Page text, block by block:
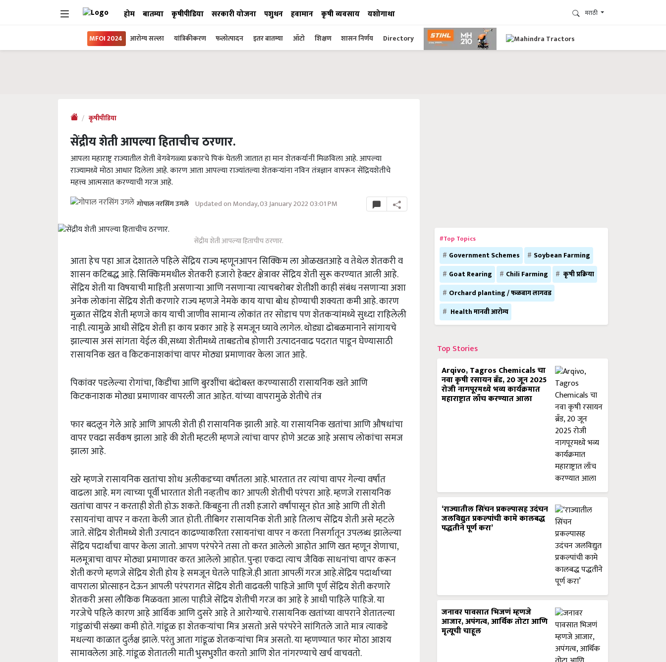
होम बातम्या कृषीपीडिया सरकारी योजना पशुधन हवामान कृषी व्यवसाय यशोगाथा मराठी
MFOI 2024 आरोग्य सल्ला यांत्रिकीकरण फलोत्पादन इतर बातम्या ऑटो शिक्षण शासन निर्णय Directory
कृषीपीडिया
सेंद्रीय शेती आपल्या हिताचीच ठरणार.
आपला महाराष्ट्र राज्यातील शेती वेगवेगळ्या प्रकारचे पिकं घेतली जातात हा मान शेतकर्यानीं मिळविला आहे. आपल्या
राज्यामध्ये मोठा आधार दिलेला आहे. कारण आता आपल्या राज्यांतल्या शेतकर्‍यांना नविन तंत्रज्ञान वापरून सेंद्रियशेतीचे
महत्त्व आत्मसात करण्याची गरज आहे.
गोपाल नरसिंग उगले Updated on Monday, 03 January 2022 03:01 PM
सेंद्रीय शेती आपल्या हिताचीच ठरणार.
आता हेच पहा आज देशातले पहिले सेंद्रिय राज्य म्हणूनआपन सिक्किम ला ओळखतआहे व तेथेल शेतकरी व
शासन कटिबद्ध आहे. सिक्किममधील शेतकरी हजारो हेक्टर क्षेत्रावर सेंद्रिय शेती सुरू करण्यात आली आहे.
सेंद्रिय शेती या विषयाची माहिती असणार्‍या आणि नसणार्‍या त्याचबरोबर शेतीशी काही संबंध नसणार्‍या अशा
अनेक लोकांना सेंद्रिय शेती करणारे राज्य म्हणजे नेमके काय याचा बोध होण्याची शक्यता कमी आहे. कारण
मुळात सेंद्रिय शेती म्हणजे काय याची जाणीव सामान्य लोकांत तर सोडाच पण शेतकर्‍यांमध्ये सुध्दा राहिलेली
नाही. त्यामुळे आधी सेंद्रिय शेती हा काय प्रकार आहे हे समजून घ्यावे लागेल. थोड्या ढोबळमानाने सांगायचे
झाल्यास असं सांगता येईल की,सध्या शेतीमध्ये ताबडतोब होणारी उत्पादनवाढ पदरात पाडून घेण्यासाठी
रासायनिक खत व किटकनाशकांचा वापर मोठ्या प्रमाणावर केला जात आहे.
पिकांवर पडलेल्या रोगांचा, किडींचा आणि बुरशींचा बंदोबस्त करण्यासाठी रासायनिक खते आणि
किटकनाशक मोठ्या प्रमाणावर वापरली जात आहेत. यांच्या वापरामुळे शेतीचे तंत्र
फार बदलून गेले आहे आणि आपली शेती ही रासायनिक झाली आहे. या रासायनिक खतांचा आणि औषधांचा
वापर एवढा सर्वंकष झाला आहे की शेती म्हटली म्हणजे त्यांचा वापर होणे अटळ आहे असाच लोकांचा समज
झाला आहे.
खरे म्हणजे रासायनिक खतांचा शोध अलीकडच्या वर्षातला आहे. भारतात तर त्यांचा वापर गेल्या वर्षांत
वाढला आहे. मग त्याच्या पूर्वी भारतात शेती नव्हतीच का? आपली शेतीची परंपरा आहे. म्हणजे रासायनिक
खतांचा वापर न करताही शेती होऊ शकते. किंबहुना ती तशी हजारो वर्षांपासून होत आहे आणि ती शेती
रसायनांचा वापर न करता केली जात होती. तीबिगर रासायनिक शेती आहे तिलाच सेंद्रिय शेती असे म्हटले
जाते. सेंद्रिय शेतीमध्ये शेती उत्पादन काढण्याकरिता रसायनांचा वापर न करता निसर्गातून उपलब्ध झालेल्या
सेंद्रिय पदार्थांचा वापर केला जातो. आपण परंपरेने तसा तो करत आलेलो आहोत आणि खत म्हणून शेणाचा,
मलमूत्राचा वापर मोठ्या प्रमाणावर करत आलेलो आहोत. पुन्हा एकदा त्याच जैविक साधनांचा वापर करून
शेती करणे म्हणजे सेंद्रिय शेती होय हे समजून घेतले पाहिजे.ही आता आपलीं गरज आहे.सेंद्रिय पदार्थाच्या
वापराला प्रोत्साहन देऊन आपली परंपरागत सेंद्रिय शेती वाढवली पाहिजे आणि पूर्ण सेंद्रिय शेती करणारे
शेतकरी असा लौकिक मिळवता आला पाहीजे सेंद्रिय शेतीची गरज का आहे हे आधी पाहिले पाहिजे. या
गरजेचे पहिले कारण आहे आर्थिक आणि दुसरे आहे ते आरोग्याचे. रासायनिक खतांच्या वापराने शेतातल्या
गांडुळांची संख्या कमी होते. गांडूळ हा शेतकर्‍यांचा मित्र असतो असे परंपरेने सांगितले जाते मात्र त्याकडे
मधल्या काळात दुर्लक्ष झाले. परंतु आता गांडूळ शेतकर्‍यांचा मित्र असतो. या म्हणण्यात फार मोठा आशय
सामावलेला आहे. गांडूळ शेतातली माती भुसभुशीत करतो आणि शेत नांगरण्याचे खर्च वाचवतो.
#Top Topics
Government Schemes
Soybean Farming
Goat Rearing
Chili Farming
कृषी प्रक्रिया
Orchard planting / फळबाग लागवड
Health मानवी आरोग्य
Top Stories
Arqivo, Tagros Chemicals चा
नवा कृषी रसायन ब्रँड, 20 जून 2025
रोजी नागपूरमध्ये भव्य कार्यक्रमात
महाराष्ट्रात लाँच करण्यात आला
‘राज्यातील सिंचन प्रकल्पासह उदंचन
जलविद्युत प्रकल्पांची कामे कालबद्ध
पद्धतीने पूर्ण करा’
जनावर पावसात भिजणं म्हणजे
आजार, अपंगत्व, आर्थिक तोटा आणि
मृत्यूची चाहूल